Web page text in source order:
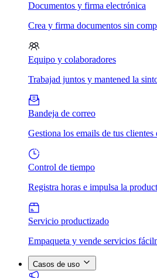
Documentos y firma electrónica
Crea y firma documentos sin
Equipo y colaboradores
Trabajad juntos y mantened la
Bandeja de correo
Gestiona los emails de tus
Control de tiempo
Registra horas e impulsa la
Servicio productizado
Empaqueta y vende servicios
Casos de uso